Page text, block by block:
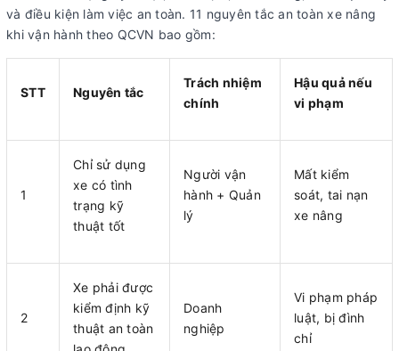
và điều kiện làm việc an toàn. 11 nguyên tắc an toàn xe nâng
khi vận hành theo QCVN bao gồm:
STT Nguyên tắc
Trách nhiệm
chính
Hậu quả nếu
vi phạm
1
Chỉ sử dụng
xe có tình
trạng kỹ
thuật tốt
Người vận
hành + Quản
lý
Mất kiểm
soát, tai nạn
xe nâng
2
Xe phải được
kiểm định kỹ
thuật an toàn
Doanh
nghiệp
Vi phạm pháp
luật, bị đình
chỉ